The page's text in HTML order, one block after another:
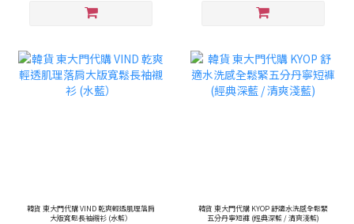
韓貨 東大門代購 VIND 乾爽輕透肌理落肩
大版寬鬆長袖襯衫 (水藍）
韓貨 東大門代購 KYOP 舒適水洗感全鬆緊
五分丹寧短褲 (經典深藍 / 清爽淺藍)